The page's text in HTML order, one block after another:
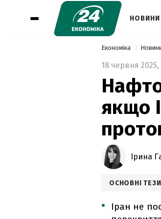
Економіка
18 червня 2025,
якщо
Ірина
ОСНОВНІ ТЕЗИ
Іран не